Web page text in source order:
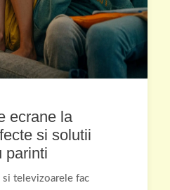
ecrane la
si solutii
parinti
si televizoarele fac